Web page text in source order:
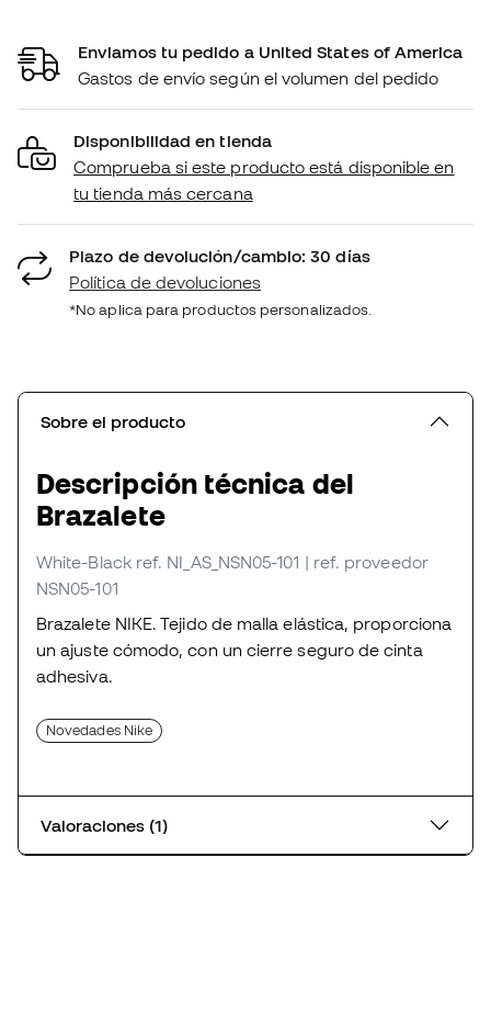
Enviamos tu pedido a United States of America
Gastos de envío según el volumen del pedido
Disponibilidad en tienda
Comprueba si este producto está disponible en
tu tienda más cercana
Plazo de devolución/cambio: 30 días
Política de devoluciones
*No aplica para productos personalizados.
Sobre el producto
Descripción técnica del
Brazalete
White-Black ref. NI_AS_NSN05-101 | ref. proveedor
NSN05-101
Brazalete NIKE. Tejido de malla elástica, proporciona
un ajuste cómodo, con un cierre seguro de cinta
adhesiva.
Novedades Nike
Valoraciones (1)